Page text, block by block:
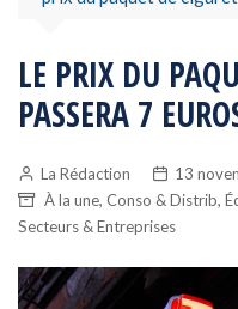
LE PRIX DU
PASSERA 7
La Rédaction
13
À la une, Conso & Distrib,
Secteurs & Entreprises